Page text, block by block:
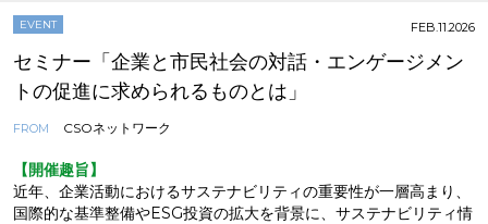
EVENT
セミナー「企業と市民社会の対話・エンゲージメン
トの促進に求められるものとは」
FROM CSOネットワーク
FEB.11.2026
【開催趣旨】
近年、企業活動におけるサステナビリティの重要性が一層高まり、
国際的な基準整備やESG投資の拡大を背景に、サステナビリティ情